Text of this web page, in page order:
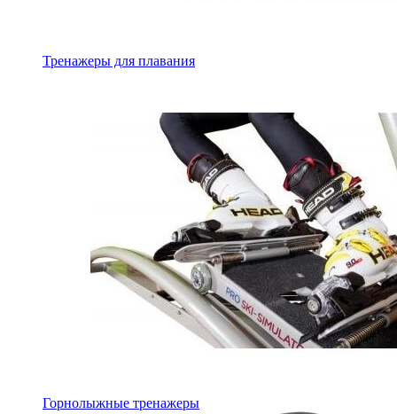
Тренажеры для плавания
Горнолыжные тренажеры